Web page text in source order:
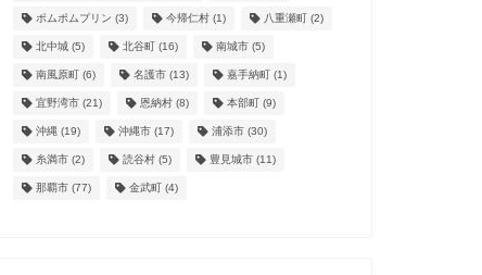
ポムポムプリン (3) 今帰仁村(1) 八重瀬町(2)
北中城(5) 北谷町(16) 南城市(5)
南風原町(6) 名護市(13) 嘉手納町(1)
宜野湾市(21) 恩納村(8) 本部町(9)
沖縄 (19) 沖縄市(17) 浦添市(30)
糸満市(2) 読谷村(5) 豊見城市(11)
那覇市(77) 金武町(4)